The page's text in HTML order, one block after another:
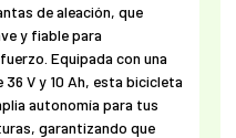
de aleación, que
y fiable para
Equipada con una
V y 10 Ah, esta bicicleta
autonomía para tus
garantizando que